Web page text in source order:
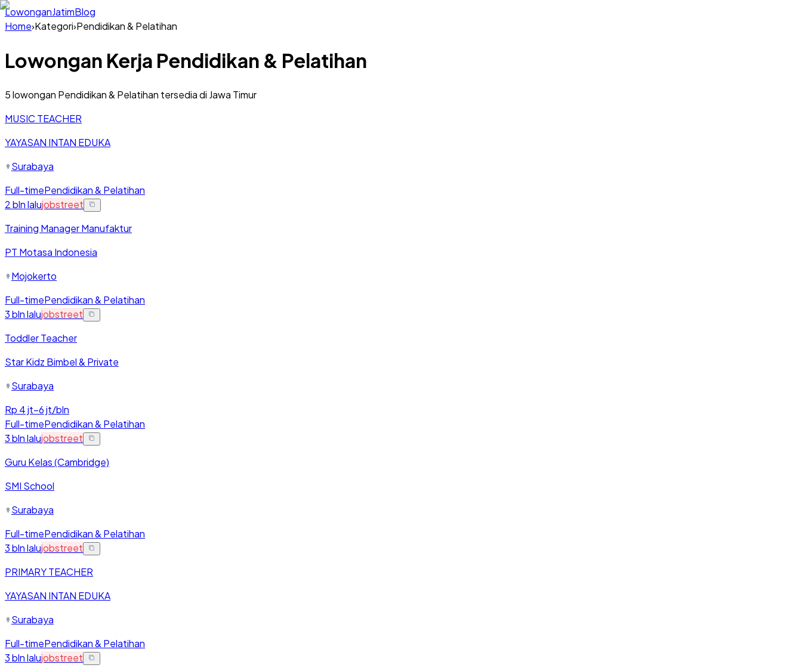
LowonganJatimBlog
Home›Kategori›Pendidikan & Pelatihan
Lowongan Kerja Pendidikan & Pelatihan
5lowongan Pendidikan & Pelatihan tersedia di Jawa Timur
MUSIC TEACHER
YAYASAN INTAN EDUKA
Surabaya
Full-timePendidikan & Pelatihan
2 bln lalujobstreet
Training Manager Manufaktur
PT Motasa Indonesia
Mojokerto
Full-timePendidikan & Pelatihan
3 bln lalujobstreet
Toddler Teacher
Star Kidz Bimbel & Private
Surabaya
Rp 4 jt–6 jt/bln
Full-timePendidikan & Pelatihan
3 bln lalujobstreet
Guru Kelas (Cambridge)
SMI School
Surabaya
Full-timePendidikan & Pelatihan
3 bln lalujobstreet
PRIMARY TEACHER
YAYASAN INTAN EDUKA
Surabaya
Full-timePendidikan & Pelatihan
3 bln lalujobstreet